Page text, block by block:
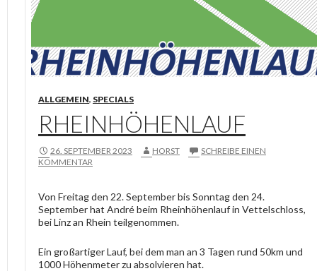
ALLGEMEIN, SPECIALS
RHEINHÖHENLAUF
26. SEPTEMBER 2023 HORST
SCHREIBE EINEN
KOMMENTAR
Von Freitag den 22. September bis Sonntag den 24.
September hat André beim Rheinhöhenlauf in Vettelschloss,
bei Linz an Rhein teilgenommen.
Ein großartiger Lauf, bei dem man an 3 Tagen rund 50km und
1000 Höhenmeter zu absolvieren hat.